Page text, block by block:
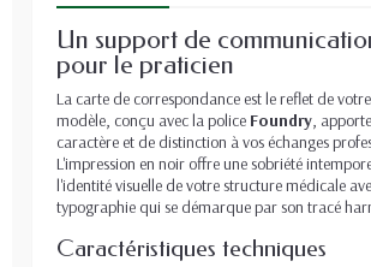
Un support de
pour le praticien
La carte de correspondance est le reflet de
modèle, conçu avec la police Foundry,
caractère et de distinction à vos échanges
L'impression en noir offre une sobriété
l'identité visuelle de votre structure médicale
typographie qui se démarque par son tracé
Caractéristiques techniques